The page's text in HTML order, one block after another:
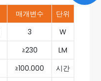
매개변수
단위
3
W
≥230
LM
≥100.000
시간